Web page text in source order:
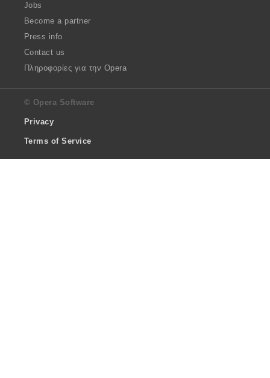
Jobs
Become a partner
Press info
Contact us
Πληροφορίες για την Opera
© Opera Software
Privacy
Terms of Service